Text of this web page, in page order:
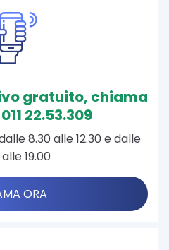
gratuito, chiama
22.53.309
8.30 alle 12.30 e dalle
19.00
ORA